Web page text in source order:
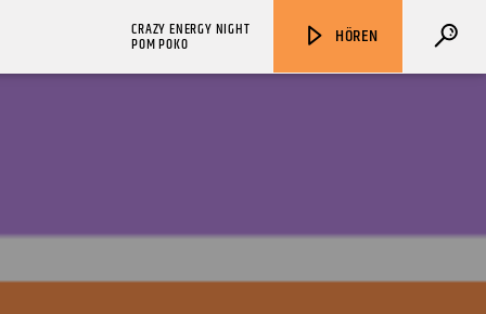
HÖREN
CRAZY ENERGY NIGHT
POM POKO